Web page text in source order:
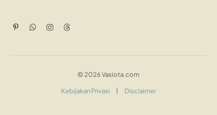
PinterestWhatsApp
InstagramThreads
© 2026 Vasiota.com
Kebijakan Privasi Disclaimer